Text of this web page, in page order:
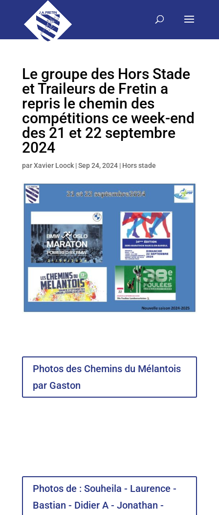
Le groupe des Hors Stade
et Traileurs de Fretin a
repris le chemin des
compétitions ce week-end
des 21 et 22 septembre
2024
parXavier Loock|Sep 24, 2024| Hors stade
Photos des Chemins du Mélantois
par Gaston
Photos de : Souheila - Laurence -
Bastian - Didier A - Jonathan -